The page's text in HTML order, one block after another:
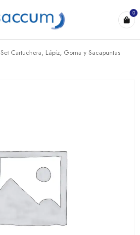
0
Set Cartuchera, Lápiz, Goma y Sacapuntas